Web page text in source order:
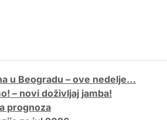
u Beogradu – ove nedelje…
– novi doživljaj jamba!
prognoza